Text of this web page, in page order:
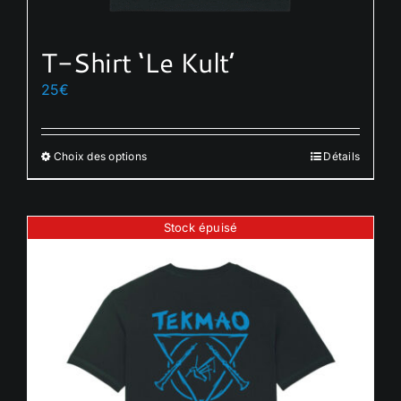
T-Shirt ‘Le Kult’
25€
Choix des optionsCe
produit
plusieurs
Les
peuvent
être
choisies
Détails
Stock épuisé